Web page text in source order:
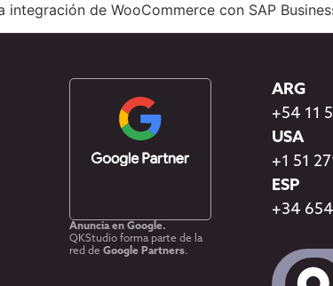
de WooCommerce con SAP
Anuncia en Google.
QKStudio forma parte de la
red de Google Partners.
ARG
+54 11
USA
+1 51
ESP
+34